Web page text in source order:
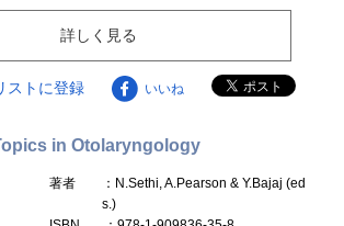
詳しく見る
ストに登録 いいね
in Otolaryngology
著者
：N.Sethi, A.Pearson & Y.Bajaj (ed
s.)